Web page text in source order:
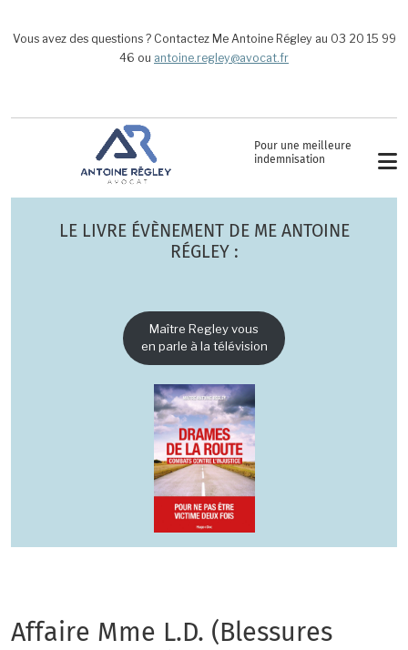
Vous avez des questions ? Contactez Me Antoine Régley au 03 20 15 99
46 ou antoine.regley@avocat.fr
Pour une meilleure
indemnisation
LE LIVRE ÉVÈNEMENT DE ME ANTOINE
RÉGLEY :
Maître Regley vous
en parle à la télévision
Affaire Mme L.D. (Blessures